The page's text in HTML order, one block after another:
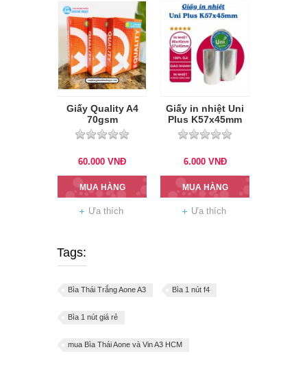
Giấy Quality A4
70gsm
60.000 VNĐ
MUA HÀNG
Ưa thích
Giấy in nhiệt Uni
Plus K57x45mm
6.000 VNĐ
MUA HÀNG
Ưa thích
Tags:
Bìa Thái Trắng Aone A3 Bìa 1 nút f4
Bìa 1 nút giá rẻ
mua Bìa Thái Aone và Vin A3 HCM